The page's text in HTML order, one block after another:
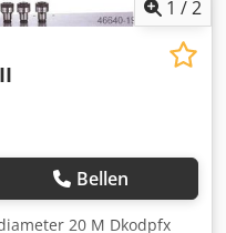
1 /2
Bellen
20 M Dkodpfx